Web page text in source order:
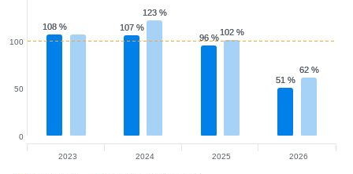
108 %
108 % 107 %
107 %
96 %
96 %
51 %
51 %
123 %
123 %
102 %
102 %
62 %
62 %
0
50
100
2023 2024 2025 2026